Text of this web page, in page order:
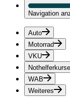
Navigation
Auto
Motorrad
VKU
Nothelferkurse
WAB
Weiteres